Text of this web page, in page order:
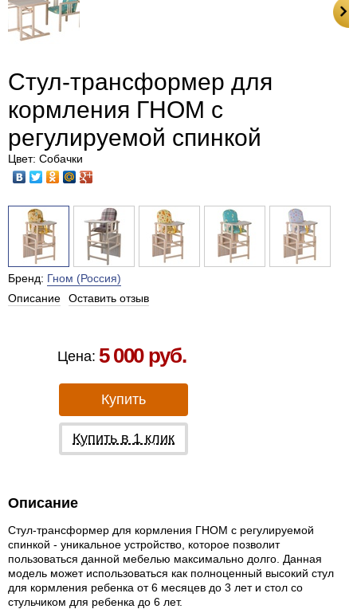
Стул-трансформер для
кормления ГНОМ с
регулируемой спинкой
Цвет: Собачки
Бренд: Гном (Россия)
Описание
Оставить отзыв
Цена: 5 000 руб.
Купить
Купить в 1 клик
Описание
Стул-трансформер для кормления ГНОМ с регулируемой
спинкой - уникальное устройство, которое позволит
пользоваться данной мебелью максимально долго. Данная
модель может использоваться как полноценный высокий стул
для кормления ребенка от 6 месяцев до 3 лет и стол со
стульчиком для ребенка до 6 лет.